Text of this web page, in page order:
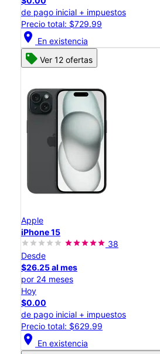
de pago inicial + impuestos
Precio total: $729.99
location_on En existencia
Ver 12 ofertas
Apple
iPhone 15
38
Desde
$26.25 al mes
por 24 meses
Hoy
$0.00
de pago inicial + impuestos
Precio total: $629.99
location_on En existencia